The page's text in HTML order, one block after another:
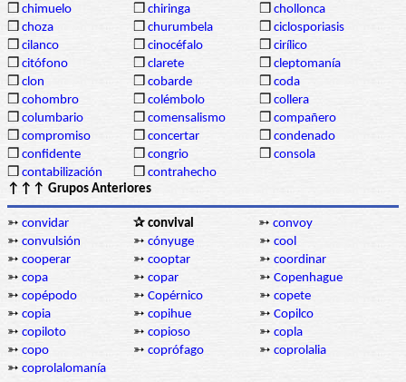
❒ chimuelo ❒ chiringa ❒ chollonca
❒ choza ❒ churumbela ❒ ciclosporiasis
❒ cilanco ❒ cinocéfalo ❒ cirílico
❒ citófono ❒ clarete ❒ cleptomanía
❒ clon ❒ cobarde ❒ coda
❒ cohombro ❒ colémbolo ❒ collera
❒ columbario ❒ comensalismo ❒ compañero
❒ compromiso ❒ concertar ❒ condenado
❒ confidente ❒ congrio ❒ consola
❒ contabilización ❒ contrahecho
↑↑↑ Grupos Anteriores
➳ convidar ✰ convival ➳ convoy
➳ convulsión ➳ cónyuge ➳ cool
➳ cooperar ➳ cooptar ➳ coordinar
➳ copa ➳ copar ➳ Copenhague
➳ copépodo ➳ Copérnico ➳ copete
➳ copia ➳ copihue ➳ Copilco
➳ copiloto ➳ copioso ➳ copla
➳ copo ➳ coprófago ➳ coprolalia
➳ coprolalomanía